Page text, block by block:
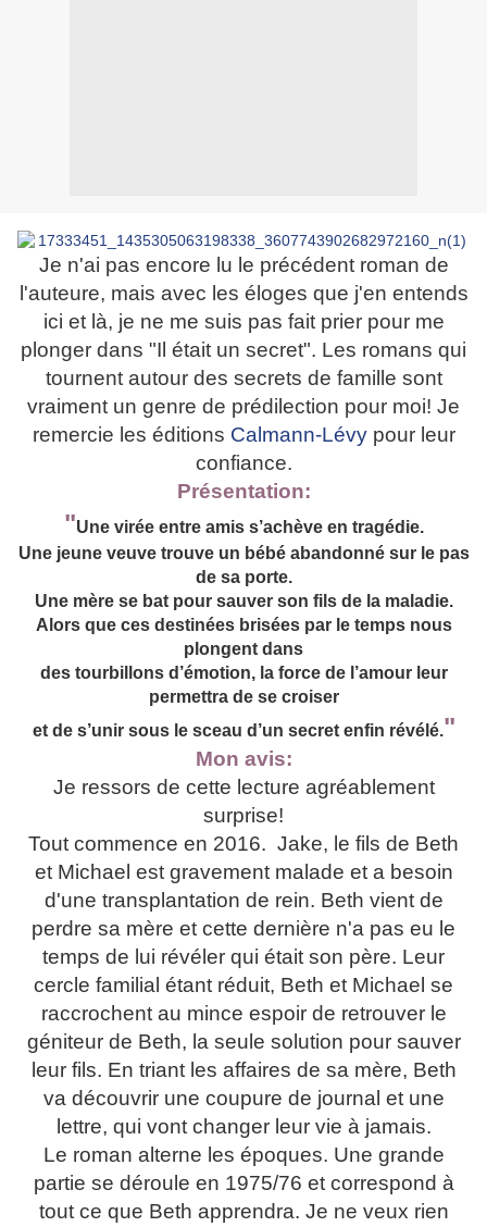
Je n'ai pas encore lu le précédent roman de
l'auteure, mais avec les éloges que j'en entends
ici et là, je ne me suis pas fait prier pour me
plonger dans "Il était un secret". Les romans qui
tournent autour des secrets de famille sont
vraiment un genre de prédilection pour moi! Je
remercie les éditions Calmann-Lévy pour leur
confiance.
Présentation:
"Une virée entre amis s’achève en tragédie.
Une jeune veuve trouve un bébé abandonné sur le pas
de sa porte.
Une mère se bat pour sauver son fils de la maladie.
Alors que ces destinées brisées par le temps nous
plongent dans
des tourbillons d’émotion, la force de l’amour leur
permettra de se croiser
et de s’unir sous le sceau d’un secret enfin révélé."
Mon avis:
Je ressors de cette lecture agréablement
surprise!
Tout commence en 2016. Jake, le fils de Beth
et Michael est gravement malade et a besoin
d'une transplantation de rein. Beth vient de
perdre sa mère et cette dernière n'a pas eu le
temps de lui révéler qui était son père. Leur
cercle familial étant réduit, Beth et Michael se
raccrochent au mince espoir de retrouver le
géniteur de Beth, la seule solution pour sauver
leur fils. En triant les affaires de sa mère, Beth
va découvrir une coupure de journal et une
lettre, qui vont changer leur vie à jamais.
Le roman alterne les époques. Une grande
partie se déroule en 1975/76 et correspond à
tout ce que Beth apprendra. Je ne veux rien